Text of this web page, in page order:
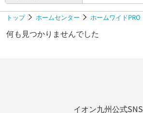
トップ ホームセンター ホームワイドPRO
何も見つかりませんでした
イオン九州公式SNS